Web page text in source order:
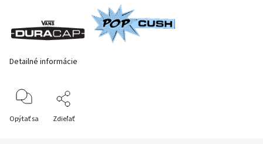
Detailné informácie
Opýtať sa Zdieľať